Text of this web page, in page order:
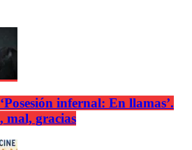
infernal: En llamas’.
mal, gracias